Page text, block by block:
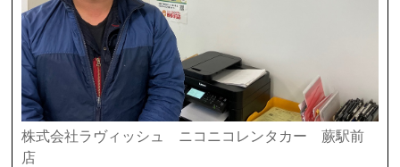
株式会社ラヴィッシュ ニコニコレンタカー 蕨駅前
店